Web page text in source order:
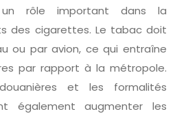
un rôle important dans la
des cigarettes. Le tabac doit
ou par avion, ce qui entraîne
par rapport à la métropole.
et les formalités
également augmenter les